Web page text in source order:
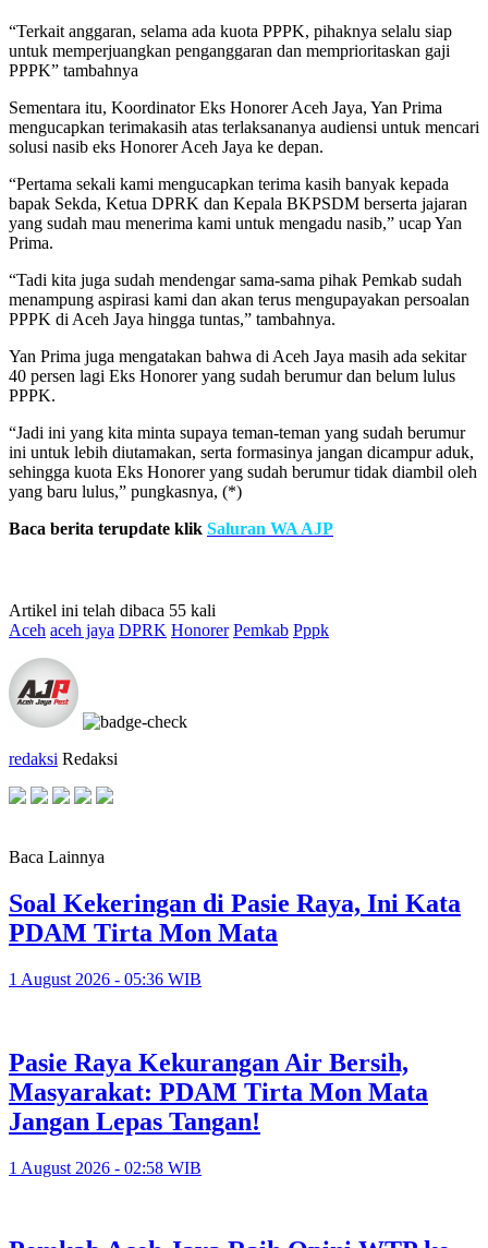
“Terkait anggaran, selama ada kuota PPPK, pihaknya selalu siap
untuk memperjuangkan penganggaran dan memprioritaskan gaji
PPPK” tambahnya
Sementara itu, Koordinator Eks Honorer Aceh Jaya, Yan Prima
mengucapkan terimakasih atas terlaksananya audiensi untuk mencari
solusi nasib eks Honorer Aceh Jaya ke depan.
“Pertama sekali kami mengucapkan terima kasih banyak kepada
bapak Sekda, Ketua DPRK dan Kepala BKPSDM berserta jajaran
yang sudah mau menerima kami untuk mengadu nasib,” ucap Yan
Prima.
“Tadi kita juga sudah mendengar sama-sama pihak Pemkab sudah
menampung aspirasi kami dan akan terus mengupayakan persoalan
PPPK di Aceh Jaya hingga tuntas,” tambahnya.
Yan Prima juga mengatakan bahwa di Aceh Jaya masih ada sekitar
40 persen lagi Eks Honorer yang sudah berumur dan belum lulus
PPPK.
“Jadi ini yang kita minta supaya teman-teman yang sudah berumur
ini untuk lebih diutamakan, serta formasinya jangan dicampur aduk,
sehingga kuota Eks Honorer yang sudah berumur tidak diambil oleh
yang baru lulus,” pungkasnya, (*)
Baca berita terupdate klik Saluran WA AJP
Artikel ini telah dibaca 55 kali
Aceh aceh jaya DPRK Honorer Pemkab Pppk
redaksi Redaksi
Baca Lainnya
Soal Kekeringan di Pasie Raya, Ini Kata
PDAM Tirta Mon Mata
1 August 2026 - 05:36 WIB
Pasie Raya Kekurangan Air Bersih,
Masyarakat: PDAM Tirta Mon Mata
Jangan Lepas Tangan!
1 August 2026 - 02:58 WIB